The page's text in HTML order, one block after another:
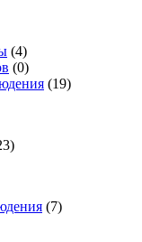
(4)
(0)
(19)
(7)